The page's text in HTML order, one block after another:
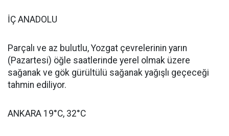
İÇ ANADOLU
Parçalı ve az bulutlu, Yozgat çevrelerinin yarın
(Pazartesi) öğle saatlerinde yerel olmak üzere
sağanak ve gök gürültülü sağanak yağışlı geçeceği
tahmin ediliyor.
ANKARA 19°C, 32°C